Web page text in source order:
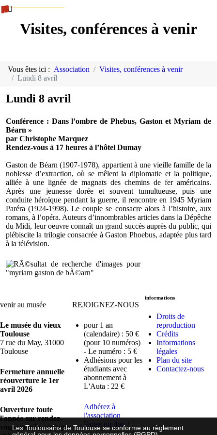
Les Toulousains de Toulouse se conforme au règlement
Visites, conférences à venir
Vous êtes ici : Association
Visites, conférences à venir
Lundi 8 avril
Lundi 8 avril
Conférence : Dans l’ombre de Phebus, Gaston et Myriam de
Béarn »
par Christophe Marquez
Rendez-vous à 17 heures à l’hôtel Dumay
Gaston de Béarn (1907-1978), appartient à une vieille famille de la
noblesse d’extraction, où se mêlent la diplomatie et la politique,
alliée à une lignée de magnats des chemins de fer américains.
Après une jeunesse dorée et souvent tumultueuse, puis une
conduite héroïque pendant la guerre, il rencontre en 1945 Myriam
Paréra (1924-1998). Le couple se consacre alors à l’histoire, aux
romans, à l’opéra. Auteurs d’innombrables articles dans la Dépêche
du Midi, leur oeuvre connaît un grand succès auprès du public, qui
plébiscite la trilogie consacrée à Gaston Phoebus, adaptée plus tard
à la télévision.
venir au musée
Le musée du vieux
Toulouse
7 rue du May, 31000
Toulouse
Fermeture annuelle
réouverture le 1er
avril 2026
Ouverture toute
l'année sur rendez-
vous pour les groupes
REJOIGNEZ-NOUS
pour 1 an
(calendaire) : 50 €
(pour 10 numéros)
- Le numéro : 5 €
Adhésions pour les
étudiants avec
abonnement à
L'Auta : 22 €
Adhérez à
l'association
Faites un don !
informations
Droits de
reproduction
Crédits
Informations
légales
Plan du site
Contactez-nous